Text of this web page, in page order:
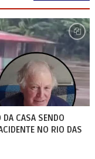
CASA SENDO
NO RIO DAS